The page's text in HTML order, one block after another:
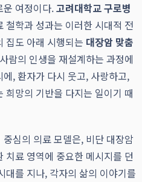
운 여정이다.고려대학교 구로병
철학과 성과는 이러한 시대적 전
집도 아래 시행되는 대장암 맞춤
람의 인생을 재설계하는 과정에
, 환자가 다시 웃고, 사랑하고,
희망의 기반을 다지는 일이기 때
심의 의료 모델은, 비단 대장암
치료 영역에 중요한 메시지를 던
대를 지나, 각자의 삶의 이야기를